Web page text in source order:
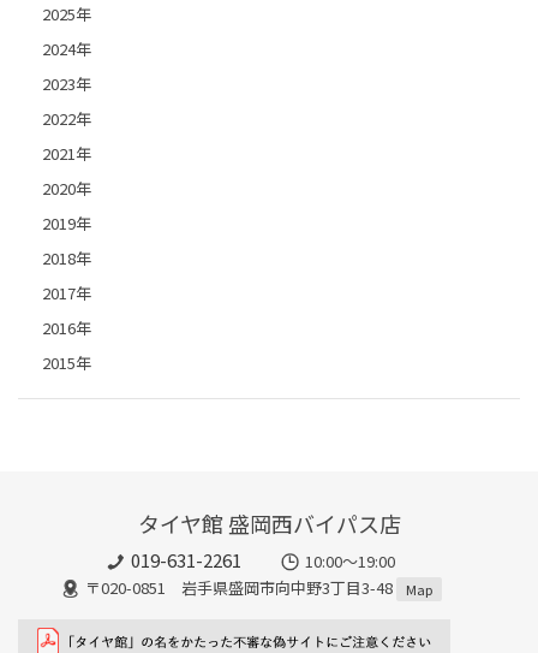
2025年
2024年
2023年
2022年
2021年
2020年
2019年
2018年
2017年
2016年
2015年
タイヤ館 盛岡西バイパス店
019-631-2261
10:00～19:00
〒020-0851 岩手県盛岡市向中野3丁目3-48
Map